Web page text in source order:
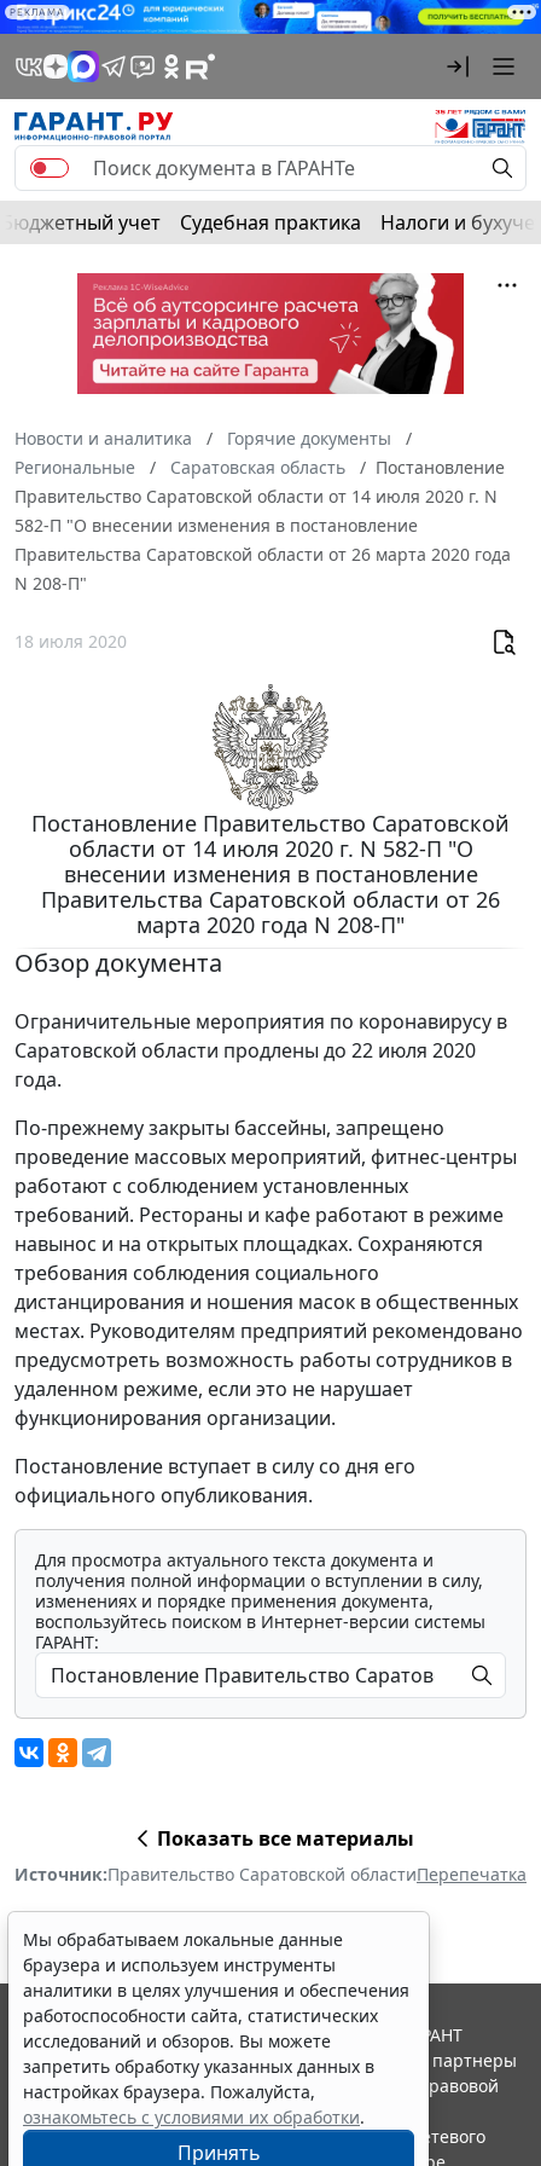
РЕКЛАМА
Бюджетный учет Судебная практика Налоги и
Новости и аналитика
Горячие документы
Региональные
Саратовская область
Постановление
Правительство Саратовской области от 14 июля 2020 г. N
582-П "О внесении изменения в постановление
Правительства Саратовской области от 26 марта 2020 года
N 208-П"
18 июля 2020
Постановление Правительство Саратовской
области от 14 июля 2020 г. N 582-П "О
внесении изменения в постановление
Правительства Саратовской области от 26
марта 2020 года N 208-П"
Обзор документа
Ограничительные мероприятия по коронавирусу в
Саратовской области продлены до 22 июля 2020
года.
По-прежнему закрыты бассейны, запрещено
проведение массовых мероприятий, фитнес-центры
работают с соблюдением установленных
требований. Рестораны и кафе работают в режиме
навынос и на открытых площадках. Сохраняются
требования соблюдения социального
дистанцирования и ношения масок в общественных
местах. Руководителям предприятий рекомендовано
предусмотреть возможность работы сотрудников в
удаленном режиме, если это не нарушает
функционирования организации.
Постановление вступает в силу со дня его
официального опубликования.
Для просмотра актуального текста документа и
получения полной информации о вступлении в силу,
изменениях и порядке применения документа,
воспользуйтесь поиском в Интернет-версии системы
ГАРАНТ:
Показать все материалы
Источник:Правительство Саратовской областиПерепечатка
Мы обрабатываем локальные данные
браузера и используем инструменты
аналитики в целях улучшения и обеспечения
работоспособности сайта, статистических
исследований и обзоров. Вы можете
запретить обработку указанных данных в
настройках браузера. Пожалуйста,
ознакомьтесь с условиями их обработки.
Принять
© ООО "НПП "ГАРАНТ-СЕРВИС", 2026. Система ГАРАНТ
выпускается с 1990 года. Компания "Гарант" и ее партнеры
являются участниками Российской ассоциации правовой
информации ГАРАНТ.
Портал ГАРАНТ.РУ зарегистрирован в качестве сетевого